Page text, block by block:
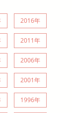
2016年
2011年
2006年
2001年
1996年